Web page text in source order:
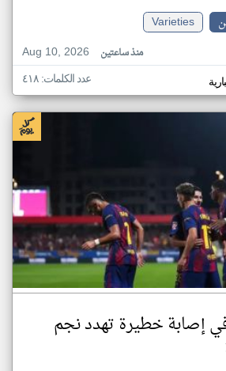
Varieties
Aug 10, 2026
منذ ساعتين
عدد الكلمات: ٤١٨
إصابة خطيرة تهدد نجم